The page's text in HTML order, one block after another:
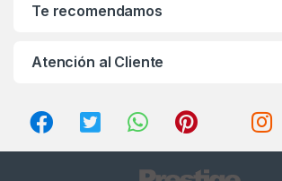
a
Te recomendamos
Atención al Cliente